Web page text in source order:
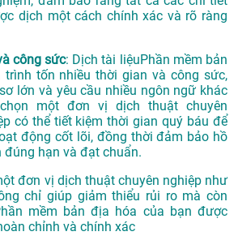
dịch một cách chính xác và rõ ràng
công sức: Dịch tài liệuPhần mềm bản
tốn nhiều thời gian và công sức,
lớn và yêu cầu nhiều ngôn ngữ khác
một đơn vị dịch thuật chuyên
có thể tiết kiệm thời gian quý báu để
động cốt lõi, đồng thời đảm bảo hồ
hạn và đạt chuẩn.
đơn vị dịch thuật chuyên nghiệp như
chỉ giúp giảm thiểu rủi ro mà còn
mềm bản địa hóa của bạn được
chỉnh và chính xác